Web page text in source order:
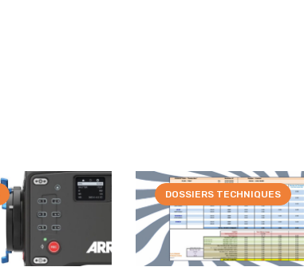
DOSSIERS TECHNIQUES